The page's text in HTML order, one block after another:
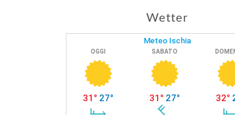
Wetter